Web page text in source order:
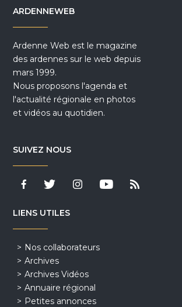
ARDENNEWEB
Ardenne Web est le magazine
des ardennes sur le web depuis
mars 1999.
Nous proposons l'agenda et
l'actualité régionale en photos
et vidéos au quotidien.
SUIVEZ NOUS
LIENS UTILES
Nos collaborateurs
Archives
Archives Vidéos
Annuaire régional
Petites annonces